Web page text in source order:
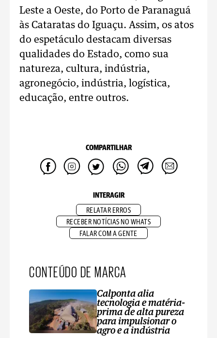
Leste a Oeste, do Porto de Paranaguá
às Cataratas do Iguaçu. Assim, os atos
do espetáculo destacam diversas
qualidades do Estado, como sua
natureza, cultura, indústria,
agronegócio, indústria, logística,
educação, entre outros.
COMPARTILHAR
INTERAGIR
RELATAR ERROS
RECEBER NOTÍCIAS NO WHATS
FALAR COM A GENTE
CONTEÚDO DE MARCA
Calponta alia
tecnologia e matéria-
prima de alta pureza
para impulsionar o
agro e a indústria